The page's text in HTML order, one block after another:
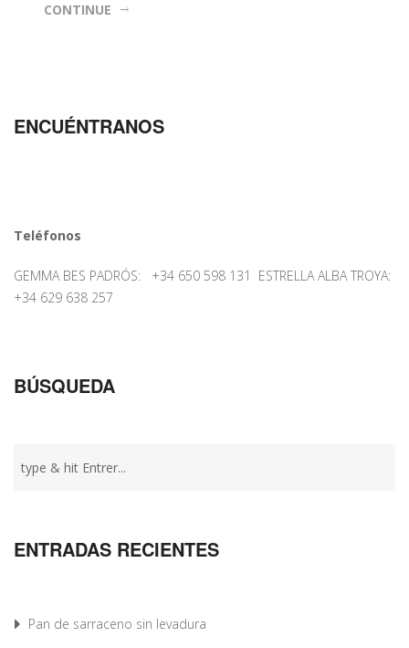
CONTINUE
ENCUÉNTRANOS
Teléfonos
GEMMA BES PADRÓS: +34 650 598 131 ESTRELLA ALBA TROYA:
+34 629 638 257
BÚSQUEDA
ENTRADAS RECIENTES
Pan de sarraceno sin levadura